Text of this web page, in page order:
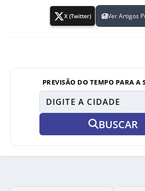
X (Twitter) Ver Artigos
PREVISÃO DO TEMPO PARA A
BUSCAR